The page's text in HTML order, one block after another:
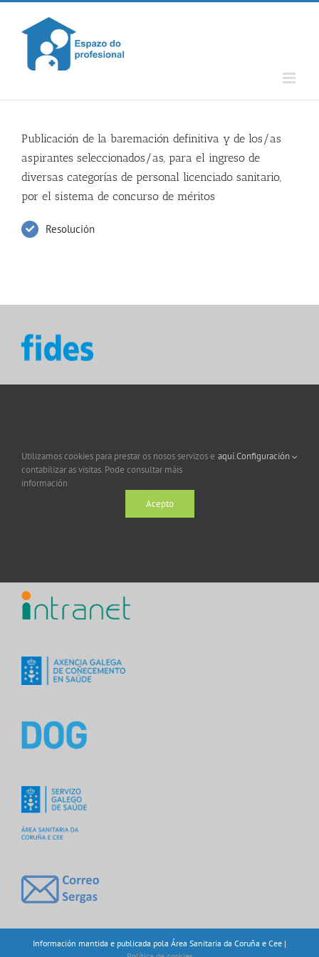
Skip
content
Publicación de la baremación definitiva y de los/as
aspirantes seleccionados/as, para el ingreso de
diversas categorías de personal licenciado sanitario,
por el sistema de concurso de méritos
Resolución
Información mantida e publicada pola Área Sanitaria da Coruña e Cee |
Utilizamos cookies para prestar os nosos servizos e
contabilizar as visitas. Pode consultar máis
información
aquí.Configuración
Acepto